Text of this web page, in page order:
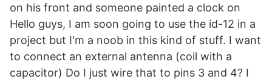
on his front and someone painted a clock on
Hello guys, I am soon going to use the id-12 in a
project but I'm a noob in this kind of stuff. I want
to connect an external antenna (coil with a
capacitor) Do I just wire that to pins 3 and 4? I